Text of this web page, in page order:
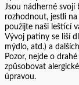
Jsou nádherné svojí
rozhodnout, jestli
použijte naši leštící
Vývoj patiny se liší
mýdlo, atd.) a
Pozor, nejde o
způsobovat
úpravou.